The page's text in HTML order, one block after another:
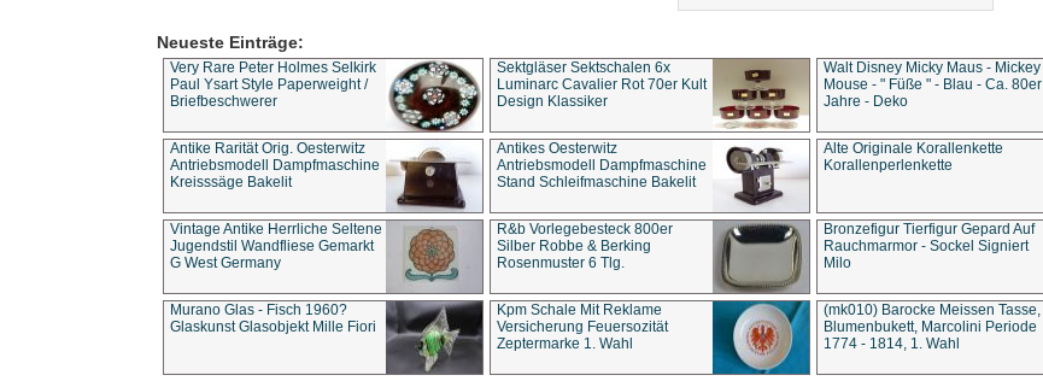
Neueste Einträge:
Very Rare Peter Holmes Selkirk
Paul Ysart Style Paperweight /
Briefbeschwerer
Sektgläser Sektschalen 6x
Luminarc Cavalier Rot 70er Kult
Design Klassiker
Walt Disney Micky Maus - Mickey
Mouse - " Füße " - Blau - Ca. 80er
Jahre - Deko
Antike Rarität Orig. Oesterwitz
Antriebsmodell Dampfmaschine
Kreisssäge Bakelit
Antikes Oesterwitz
Antriebsmodell Dampfmaschine
Stand Schleifmaschine Bakelit
Alte Originale Korallenkette
Korallenperlenkette
Vintage Antike Herrliche Seltene
Jugendstil Wandfliese Gemarkt
G West Germany
R&b Vorlegebesteck 800er
Silber Robbe & Berking
Rosenmuster 6 Tlg.
Bronzefigur Tierfigur Gepard Auf
Rauchmarmor - Sockel Signiert
Milo
Murano Glas - Fisch 1960?
Glaskunst Glasobjekt Mille Fiori
Kpm Schale Mit Reklame
Versicherung Feuersozität
Zeptermarke 1. Wahl
(mk010) Barocke Meissen Tasse,
Blumenbukett, Marcolini Periode
1774 - 1814, 1. Wahl